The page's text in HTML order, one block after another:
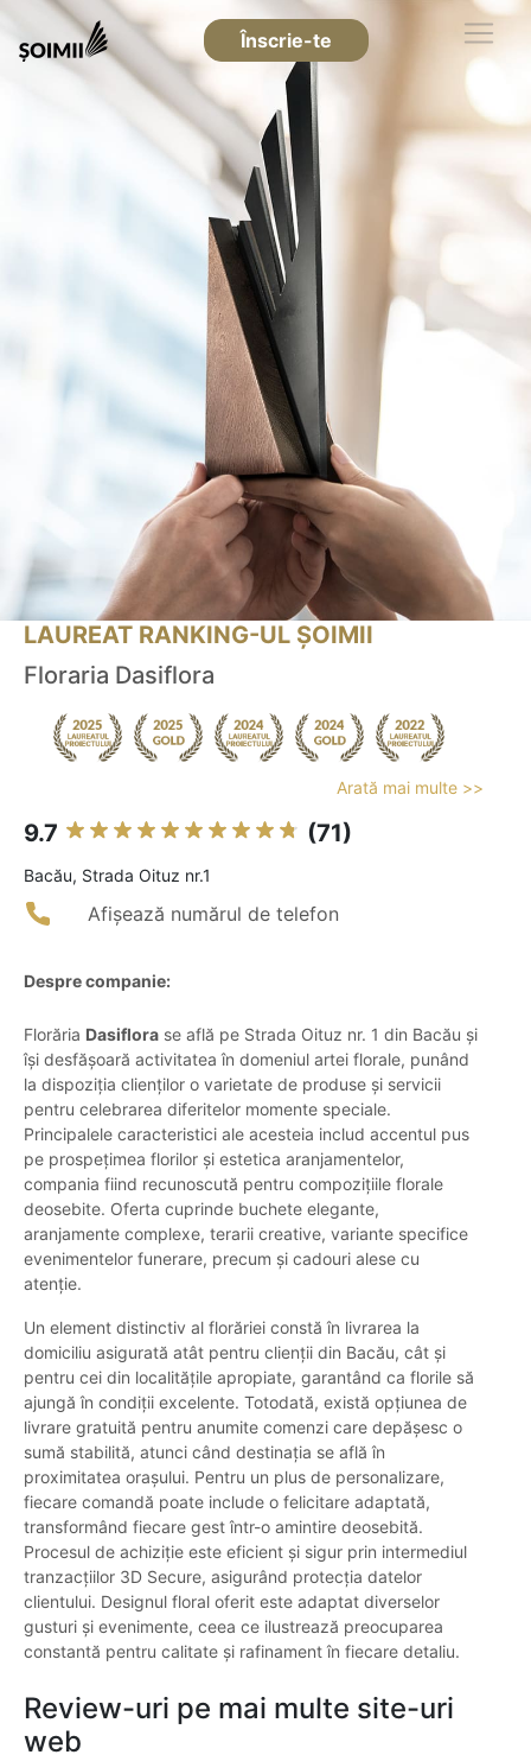
Înscrie-te
LAUREAT RANKING-UL ȘOIMII
Floraria Dasiflora
Arată mai multe >>
9.7 (71)
Bacău, Strada Oituz nr.1
Afișează numărul de telefon
Despre companie:
Florăria Dasiflora se află pe Strada Oituz nr. 1 din Bacău și
își desfășoară activitatea în domeniul artei florale, punând
la dispoziția clienților o varietate de produse și servicii
pentru celebrarea diferitelor momente speciale.
Principalele caracteristici ale acesteia includ accentul pus
pe prospețimea florilor și estetica aranjamentelor,
compania fiind recunoscută pentru compozițiile florale
deosebite. Oferta cuprinde buchete elegante,
aranjamente complexe, terarii creative, variante specifice
evenimentelor funerare, precum și cadouri alese cu
atenție.
Un element distinctiv al florăriei constă în livrarea la
domiciliu asigurată atât pentru clienții din Bacău, cât și
pentru cei din localitățile apropiate, garantând ca florile să
ajungă în condiții excelente. Totodată, există opțiunea de
livrare gratuită pentru anumite comenzi care depășesc o
sumă stabilită, atunci când destinația se află în
proximitatea orașului. Pentru un plus de personalizare,
fiecare comandă poate include o felicitare adaptată,
transformând fiecare gest într-o amintire deosebită.
Procesul de achiziție este eficient și sigur prin intermediul
tranzacțiilor 3D Secure, asigurând protecția datelor
clientului. Designul floral oferit este adaptat diverselor
gusturi și evenimente, ceea ce ilustrează preocuparea
constantă pentru calitate și rafinament în fiecare detaliu.
Review-uri pe mai multe site-uri
web